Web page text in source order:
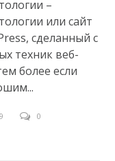
–
или сайт
сделанный с
техник веб-
более если
0